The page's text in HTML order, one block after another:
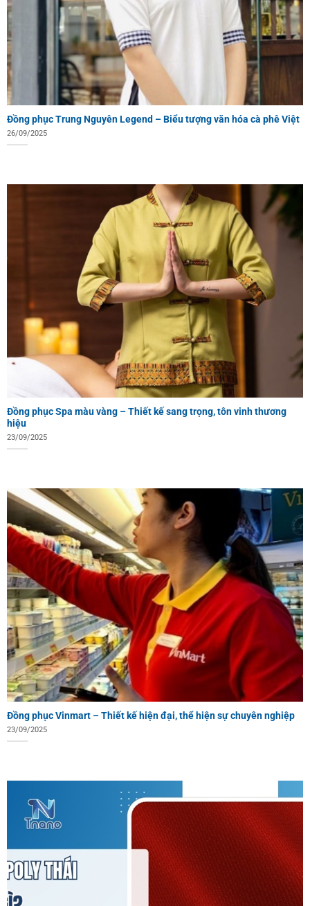
Đồng phục Trung Nguyên Legend – Biểu tượng văn hóa cà phê Việt
26/09/2025
Đồng phục Spa màu vàng – Thiết kế sang trọng, tôn vinh thương
hiệu
23/09/2025
Đồng phục Vinmart – Thiết kế hiện đại, thể hiện sự chuyên nghiệp
23/09/2025